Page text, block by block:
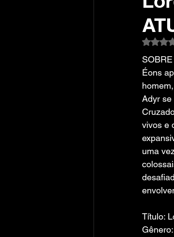
Éons
Adyr se
vivos e
uma
Título: